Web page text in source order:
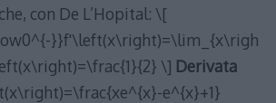
con De L’Hopital: \[
}}f'\left(x\right)=\lim_{x\righ
\] Derivata
e^{x}+1}